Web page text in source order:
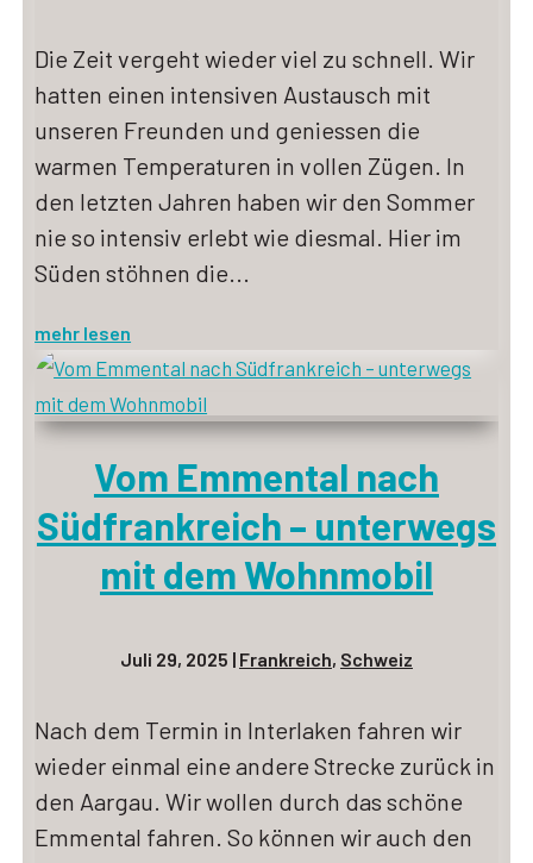
Die Zeit vergeht wieder viel zu schnell. Wir
hatten einen intensiven Austausch mit
unseren Freunden und geniessen die
warmen Temperaturen in vollen Zügen. In
den letzten Jahren haben wir den Sommer
nie so intensiv erlebt wie diesmal. Hier im
Süden stöhnen die...
mehr lesen
Vom Emmental nach
Südfrankreich – unterwegs
mit dem Wohnmobil
Juli 29, 2025 | Frankreich, Schweiz
Nach dem Termin in Interlaken fahren wir
wieder einmal eine andere Strecke zurück in
den Aargau. Wir wollen durch das schöne
Emmental fahren. So können wir auch den